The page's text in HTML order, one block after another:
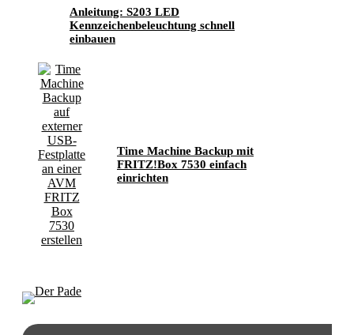
Anleitung: S203 LED
Kennzeichenbeleuchtung schnell
einbauen
Time Machine Backup mit
FRITZ!Box 7530 einfach
einrichten